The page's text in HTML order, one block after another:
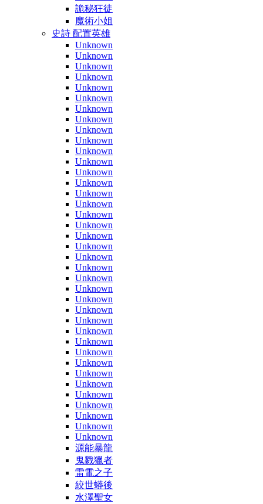
詭秘狂徒
魔術小姐
史詩 配置英雄
Unknown
Unknown
Unknown
Unknown
Unknown
Unknown
Unknown
Unknown
Unknown
Unknown
Unknown
Unknown
Unknown
Unknown
Unknown
Unknown
Unknown
Unknown
Unknown
Unknown
Unknown
Unknown
Unknown
Unknown
Unknown
Unknown
Unknown
Unknown
Unknown
Unknown
Unknown
Unknown
Unknown
Unknown
Unknown
Unknown
Unknown
Unknown
源能暴龍
鬼戮獵者
雷電之子
絞世蟒後
水澤聖女